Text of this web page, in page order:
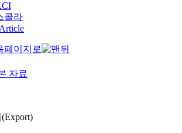
콜라
자료